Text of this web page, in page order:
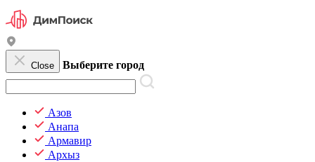
Close Выберите город
Азов
Анапа
Армавир
Архыз